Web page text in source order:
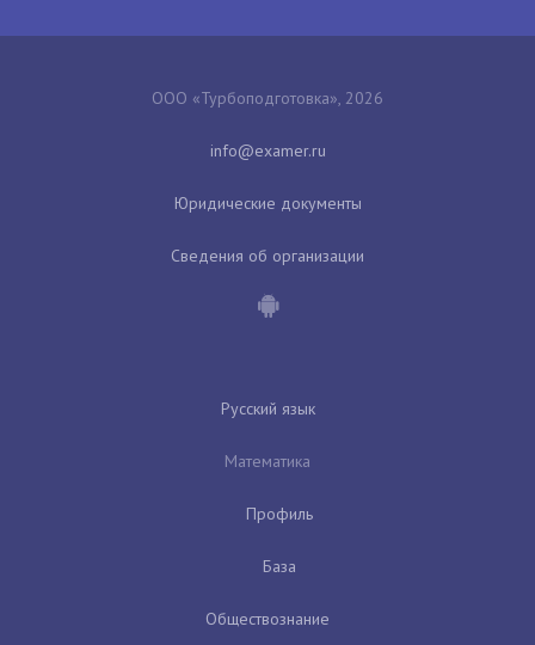
ООО «Турбоподготовка», 2026
Юридические документы
Сведения об организации
Русский язык
Математика
Профиль
База
Обществознание